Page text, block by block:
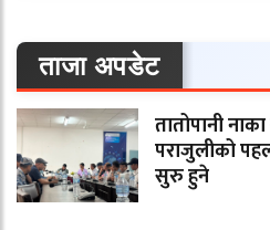
ताजा अपडेट
तातोपानी
पराजुलीको
सुरु हुने